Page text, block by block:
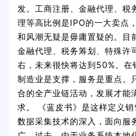
发。工商注册、金融代理、税
理等高比例是IPO的一大卖点
和风潮无疑是毋庸置疑的。目
金融代理、税务筹划、特殊许
右，未来很快将达到50%。在
制造业是支撑，服务是重点。
合的全产业链活动，发展才能
求。 《蓝皮书》是这样定义
数据采集技术的深入，面向服